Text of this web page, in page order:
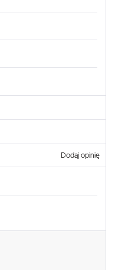
Dodaj opinię